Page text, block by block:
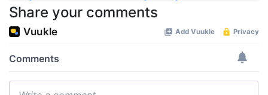
Share your comments